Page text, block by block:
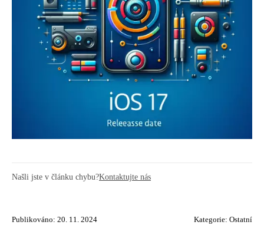
Našli jste v článku chybu?Kontaktujte nás
Publikováno: 20. 11. 2024 Kategorie: Ostatní